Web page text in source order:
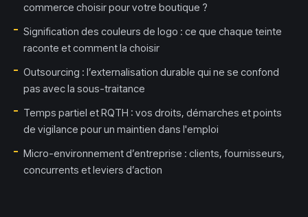
commerce choisir pour votre boutique ?
Signification des couleurs de logo : ce que chaque teinte
raconte et comment la choisir
Outsourcing : l’externalisation durable qui ne se confond
pas avec la sous-traitance
Temps partiel et RQTH : vos droits, démarches et points
de vigilance pour un maintien dans l'emploi
Micro-environnement d’entreprise : clients, fournisseurs,
concurrents et leviers d’action